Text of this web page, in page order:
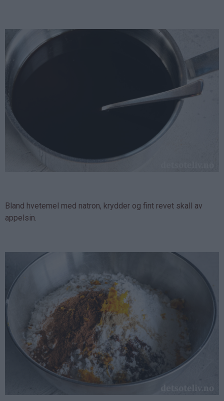
Bland hvetemel med natron, krydder og fint revet skall av
appelsin.